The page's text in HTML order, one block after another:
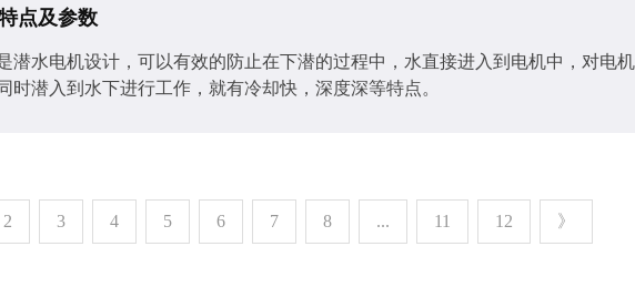
点及参数
潜水电机设计，可以有效的防止在下潜的过程中，水直接进入到电机中，对电
时潜入到水下进行工作，就有冷却快，深度深等特点。
2 3 4 5 6 7 8 ... 11 12 》